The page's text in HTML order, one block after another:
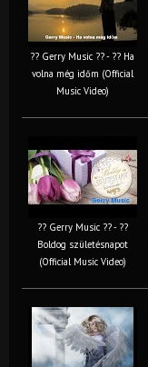
?? Gerry Music ?? - ?? Ha
volna még időm (Official
Music Video)
?? Gerry Music ?? - ??
Boldog születésnapot
(Official Music Video)